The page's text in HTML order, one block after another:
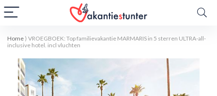
Home ⟩ VROEGBOEK: Top familievakantie MARMARIS in 5 sterren ULTRA-all-
inclusive hotel. incl vluchten